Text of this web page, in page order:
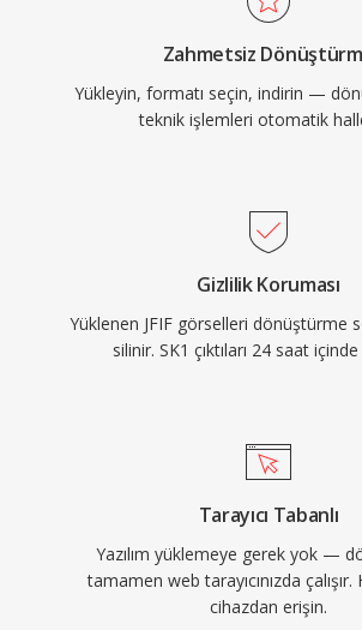
Zahmetsiz
Yükleyin, formatı seçin, indirin —
teknik işlemleri otomatik
Gizlilik Koruması
Yüklenen JFIF görselleri dönüştürme
silinir. SK1 çıktıları 24 saat içinde
Tarayıcı Tabanlı
Yazılım yüklemeye gerek yok —
tamamen web tarayıcınızda
cihazdan erişin.